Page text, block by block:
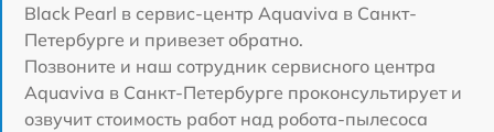
Black Pearl в сервис-центр Aquaviva в Санкт-
Петербурге и привезет обратно.
Позвоните и наш сотрудник сервисного центра
Aquaviva в Санкт-Петербурге проконсультирует и
озвучит стоимость работ над робота-пылесоса